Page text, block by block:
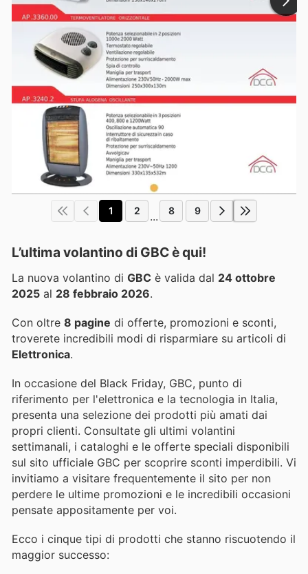
1 2 ... 8 9
L’ultima volantino di GBC è qui!
La nuova volantino di GBC è valida dal 24 ottobre
2025 al 28 febbraio 2026.
Con oltre 8 pagine di offerte, promozioni e sconti,
troverete incredibili modi di risparmiare su articoli di
Elettronica.
In occasione del Black Friday, GBC, punto di
riferimento per l'elettronica e la tecnologia in Italia,
presenta una selezione dei prodotti più amati dai
propri clienti. Consultate gli ultimi volantini
settimanali, i cataloghi e le offerte speciali disponibili
sul sito ufficiale GBC per scoprire sconti imperdibili. Vi
invitiamo a visitare frequentemente il sito per non
perdere le ultime promozioni e le incredibili occasioni
pensate appositamente per voi.
Ecco i cinque tipi di prodotti che stanno riscuotendo il
maggior successo: